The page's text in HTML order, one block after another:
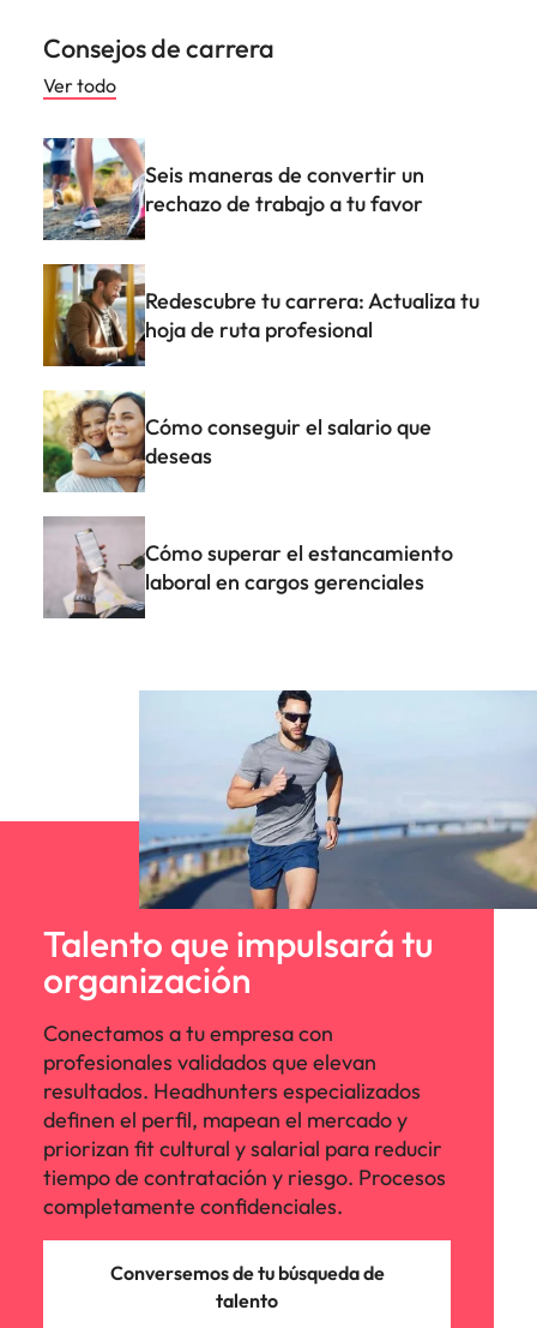
Consejos de carrera
Ver todo
Seis maneras de convertir un
rechazo de trabajo a tu favor
Redescubre tu carrera: Actualiza tu
hoja de ruta profesional
Cómo conseguir el salario que
deseas
Cómo superar el estancamiento
laboral en cargos gerenciales
Talento que impulsará tu
organización
Conectamos a tu empresa con
profesionales validados que elevan
resultados. Headhunters especializados
definen el perfil, mapean el mercado y
priorizan fit cultural y salarial para reducir
tiempo de contratación y riesgo. Procesos
completamente confidenciales.
Conversemos de tu búsqueda de
talento